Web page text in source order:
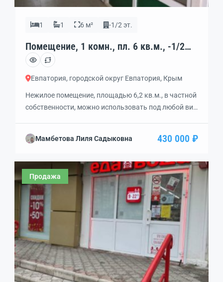
1 1 6 м² -1/2 эт.
Помещение, 1 комн., пл. 6 кв.м., -1/2
эт., код: 439537
Евпатория, городской округ Евпатория, Крым
Нежилое помещение, площадью 6,2 кв.м., в частной
собственности, можно использовать под любой вид
«Универсам», проходное место.Внимение! Можно
регистрации любых видов предприятий. Хорошее
состояние, есть электричество.Документы РФ.
Объект готов к продаже. Варианты
использования офиса:Салон по продаже телефонов
Салон по […]
Мамбетова Лиля Садыковна 430 000 ₽
Продажа